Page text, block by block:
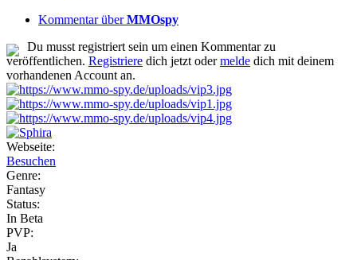
Kommentar überMMOspy
Du musst registriert sein um einen Kommentar zu
veröffentlichen. Registriere dich jetzt odermelde dich mit deinem
vorhandenen Account an.
Webseite:
Besuchen
Genre:
Fantasy
Status:
In Beta
PVP:
Ja